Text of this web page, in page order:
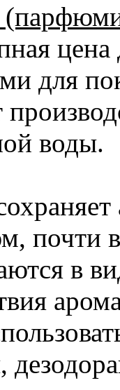
для
воды.
почти
в